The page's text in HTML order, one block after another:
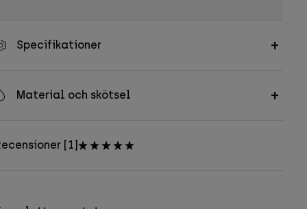
Specifikationer
Material och skötsel
[1]